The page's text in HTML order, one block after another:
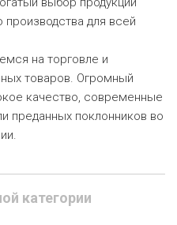
производства для всей
на торговле и
товаров. Огромный
качество, современные
преданных поклонников во
категории